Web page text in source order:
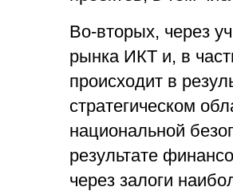
Во-вторых, через
рынка ИКТ и, в
происходит в
стратегическом
национальной
результате
через залоги